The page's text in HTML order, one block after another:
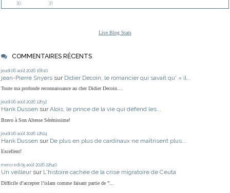
30
31
Live Blog Stats
COMMENTAIRES RÉCENTS
jeudi 06 août 2026 16h10
jean-Pierre Snyers sur Didier Decoin, le romancier qui savait qu' « il...
Toute ma profonde reconnaissance au cher Didier Decoin....
jeudi 06 août 2026 12h32
Hank Dussen sur Alois, le prince de la vie qui défend les...
Bravo à Son Altesse Sérénissime!
jeudi 06 août 2026 12h24
Hank Dussen sur De plus en plus de cardinaux ne maîtrisent plus...
Excellent!
mercredi 05 août 2026 22h40
Un veilleur sur L'histoire cachée de la crise migratoire de Ceuta
Difficile d’accepter l’islam comme faisant partie de ”...